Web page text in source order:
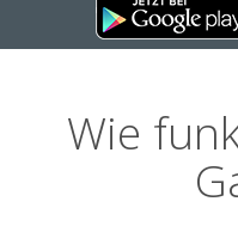
Wie